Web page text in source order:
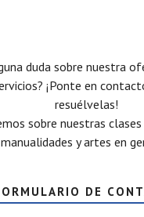
duda sobre nuestra
¡Ponte en
resuélvelas!
sobre nuestras
manualidades y artes en
DE